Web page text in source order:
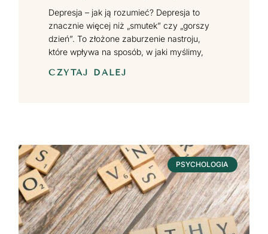
Depresja – jak ją rozumieć? Depresja to
znacznie więcej niż „smutek” czy „gorszy
dzień”. To złożone zaburzenie nastroju,
które wpływa na sposób, w jaki myślimy,
CZYTAJ DALEJ
PSYCHOLOGIA